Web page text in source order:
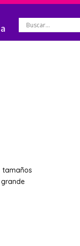
tamaños